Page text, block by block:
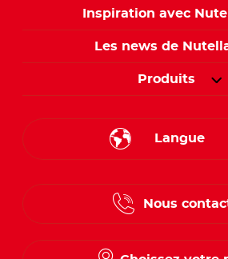
Inspiration avec
Les news de
Produits
Langue
Nous